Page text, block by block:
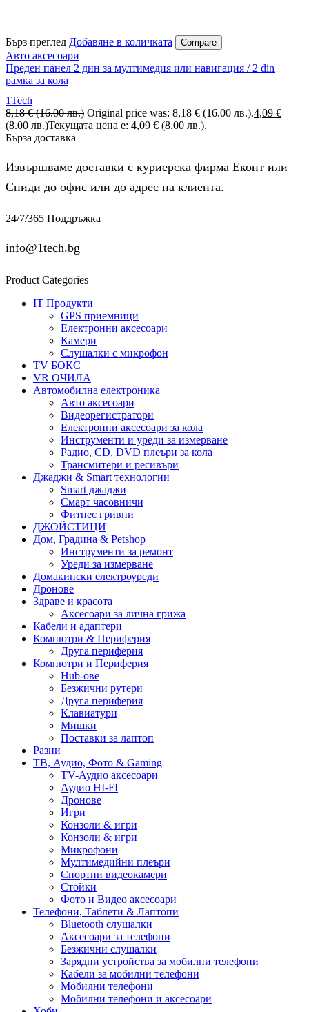
Бърз преглед Добавяне в количката Compare
Авто аксесоари
Преден панел 2 дин за мултимедия или навигация / 2 din
рамка за кола
1Tech
8,18€ (16.00 лв.) Original price was: 8,18 € (16.00 лв.).4,09 €
(8.00 лв.)Текущата цена е: 4,09 € (8.00 лв.).
Бърза доставка
Извършваме доставки с куриерска фирма Еконт или
Спиди до офис или до адрес на клиента.
24/7/365 Поддръжка
info@1tech.bg
Product Categories
IT Продукти
GPS приемници
Електронни аксесоари
Камери
Слушалки с микрофон
TV БОКС
VR ОЧИЛА
Автомобилна електроника
Авто аксесоари
Видеорегистратори
Електронни аксесоари за кола
Инструменти и уреди за измерване
Радио, CD, DVD плеъри за кола
Трансмитери и ресивъри
Джаджи & Smart технологии
Smart джаджи
Смарт часовничи
Фитнес гривни
ДЖОЙСТИЦИ
Дом, Градина & Petshop
Инструменти за ремонт
Уреди за измерване
Домакински електроуреди
Дронове
Здраве и красота
Аксесоари за лична грижа
Кабели и адаптери
Компютри & Периферия
Друга периферия
Компютри и Периферия
Hub-ове
Безжични рутери
Друга периферия
Клавиатури
Мишки
Поставки за лаптоп
Разни
ТВ, Аудио, Фото & Gaming
TV-Аудио аксесоари
Аудио HI-FI
Дронове
Игри
Конзоли & игри
Конзоли & игри
Микрофони
Мултимедийни плеъри
Спортни видеокамери
Стойки
Фото и Видео аксесоари
Телефони, Таблети & Лаптопи
Bluetooth слушалки
Аксесоари за телефони
Безжични слушалки
Зарядни устройства за мобилни телефони
Кабели за мобилни телефони
Мобилни телефони
Мобилни телефони и аксесоари